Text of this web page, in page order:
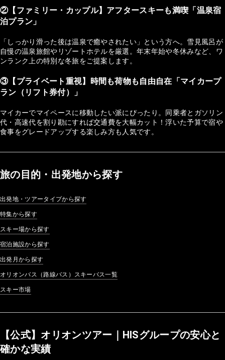
②【ファミリー・カップル】アフタースキーも満喫「温泉宿
泊プラン」
「しっかり滑った後は温泉で癒やされたい」という方へ。雪見風呂が
自慢の温泉旅館やリゾートホテルを厳選。年末年始や冬休みなど、ワ
ンランク上の特別な冬旅をご提案します。
③【プライベート重視】時間も荷物も自由自在「マイカープ
ラン（リフト券付）」
マイカーでマイペースに移動したい派にぴったり。同乗者とガソリン
代・高速代を割り勘にすれば交通費を大幅カット！浮いた予算で宿や
食事をグレードアップする楽しみ方も人気です。
旅の目的・出発地から探す
出発地・ツアータイプから探す
特集から探す
スキー場から探す
宿泊施設から探す
出発月から探す
オリオンバス（路線バス）スキーバス一覧
スキー市場
【公式】オリオンツアー｜HISグループの安心と
確かな実績